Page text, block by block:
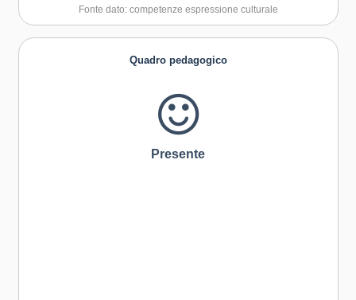
Fonte dato: competenze espressione culturale
Quadro pedagogico
Presente